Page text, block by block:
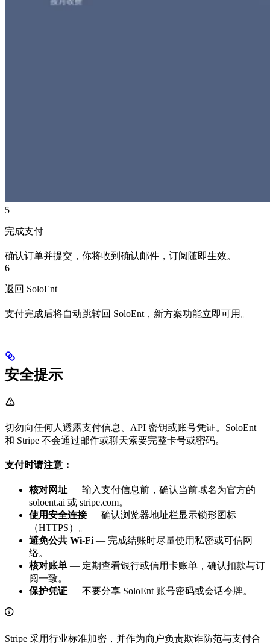
5
完成支付
确认订单并提交，你将收到确认邮件，订阅随即生效。
6
返回 SoloEnt
支付完成后将自动跳转回 SoloEnt，新方案功能立即可用。
安全提示
切勿向任何人透露支付信息、API 密钥或账号凭证。SoloEnt
和 Stripe 不会通过邮件或聊天索要完整卡号或密码。
支付时请注意：
核对网址 — 输入支付信息前，确认当前域名为官方的
soloent.ai 或 stripe.com。
使用安全连接— 确认浏览器地址栏显示锁形图标
（HTTPS）。
避免公共 Wi‑Fi — 完成结账时尽量使用私密或可信网
络。
核对账单 — 定期查看银行或信用卡账单，确认扣款与订
阅一致。
保护凭证 — 不要分享 SoloEnt 账号密码或会话令牌。
Stripe 采用行业标准加密，并作为商户负责欺诈防范与支付合